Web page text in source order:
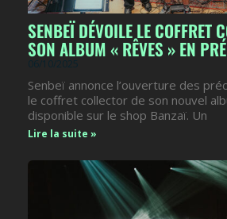
SENBEÏ DÉVOILE LE COFFRET
SON ALBUM « RÊVES » EN
06/10/2025
Senbeï annonce l’ouverture des
le coffret collector de son nouvel
disponible sur le shop Banzaï. Un
Lire la suite »